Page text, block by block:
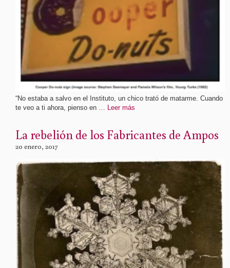
“No estaba a salvo en el Instituto, un chico trató de matarme. Cuando
te veo a ti ahora, pienso en …
Leer más
La rebelión de los Fabricantes de Ampos
20 enero, 2017